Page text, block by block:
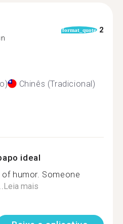
format_quote 2
Chinês (Tradicional)
ideal
of humor. Someone
Leia mais